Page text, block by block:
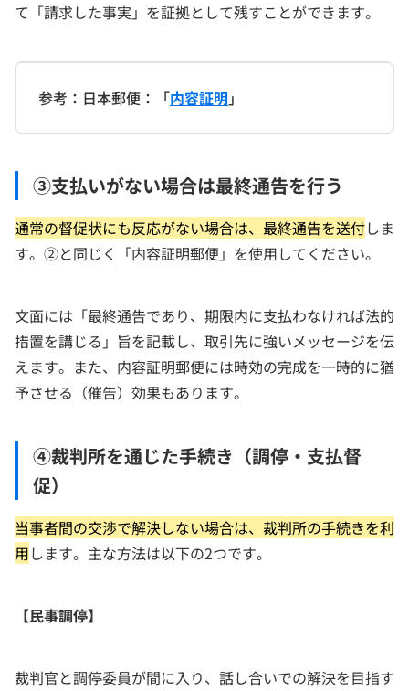
て「請求した事実」を証拠として残すことができます。
参考：日本郵便：「内容証明 」
③支払いがない場合は最終通告を行う
通常の督促状にも反応がない場合は、最終通告を送付しま
す。②と同じく「内容証明郵便」を使用してください。
文面には「最終通告であり、期限内に支払わなければ法的
措置を講じる」旨を記載し、取引先に強いメッセージを伝
えます。また、内容証明郵便には時効の完成を一時的に猶
予させる（催告）効果もあります。
④裁判所を通じた手続き（調停・支払督
促）
当事者間の交渉で解決しない場合は、裁判所の手続きを利
用します。主な方法は以下の2つです。
【民事調停】
裁判官と調停委員が間に入り、話し合いでの解決を目指す